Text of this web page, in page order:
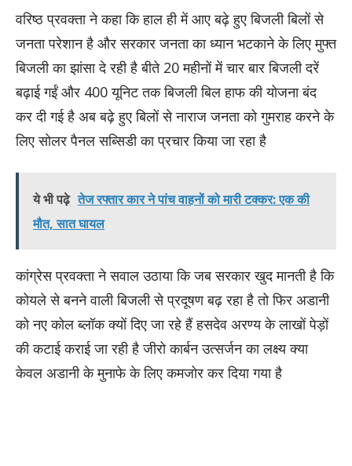
वरिष्ठ प्रवक्ता ने कहा कि हाल ही में आए बढ़े हुए बिजली बिलों से
जनता परेशान है और सरकार जनता का ध्यान भटकाने के लिए मुफ्त
बिजली का झांसा दे रही है बीते 20 महीनों में चार बार बिजली दरें
बढ़ाई गईं और 400 यूनिट तक बिजली बिल हाफ की योजना बंद
कर दी गई है अब बढ़े हुए बिलों से नाराज जनता को गुमराह करने के
लिए सोलर पैनल सब्सिडी का प्रचार किया जा रहा है
ये भी पढ़े तेज रफ्तार कार ने पांच वाहनों को मारी टक्कर: एक की
मौत, सात घायल
कांग्रेस प्रवक्ता ने सवाल उठाया कि जब सरकार खुद मानती है कि
कोयले से बनने वाली बिजली से प्रदूषण बढ़ रहा है तो फिर अडानी
को नए कोल ब्लॉक क्यों दिए जा रहे हैं हसदेव अरण्य के लाखों पेड़ों
की कटाई कराई जा रही है जीरो कार्बन उत्सर्जन का लक्ष्य क्या
केवल अडानी के मुनाफे के लिए कमजोर कर दिया गया है